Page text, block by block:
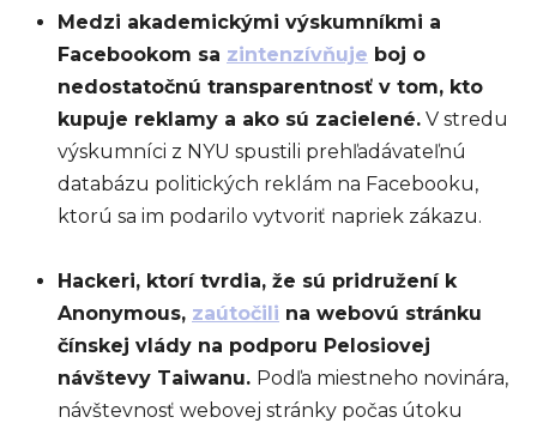
Medzi akademickými výskumníkmi a
Facebookom sa zintenzívňuje boj o
nedostatočnú transparentnosť v tom, kto
kupuje reklamy a ako sú zacielené. V stredu
výskumníci z NYU spustili prehľadávateľnú
databázu politických reklám na Facebooku,
ktorú sa im podarilo vytvoriť napriek zákazu.
Hackeri, ktorí tvrdia, že sú pridružení k
Anonymous, zaútočili na webovú stránku
čínskej vlády na podporu Pelosiovej
návštevy Taiwanu. Podľa miestneho novinára,
návštevnosť webovej stránky počas útoku